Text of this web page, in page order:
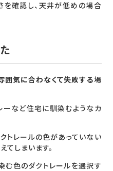
を確認し、天井が低めの場合
囲気に合わなくて失敗する場
ーなど住宅に馴染むようなカ
トレールの色があっていない
てしまいます。
む色のダクトレールを選択す